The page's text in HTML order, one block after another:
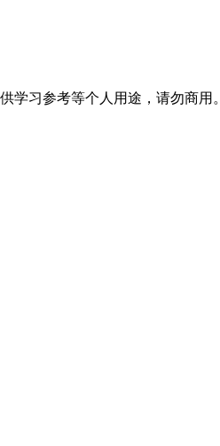
学习参考等个人用途，请勿商